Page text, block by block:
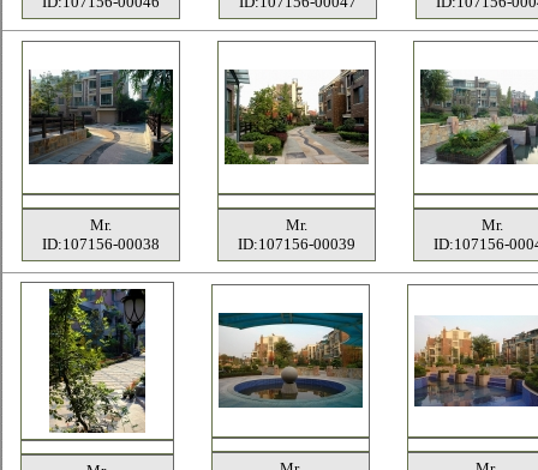
Mr.
ID:107156-00038
Mr.
ID:107156-00039
Mr.
ID:107156-